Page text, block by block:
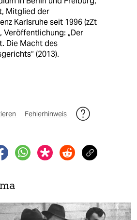
Mitglied der
Karlsruhe seit 1996 (zZt
„Der
Die Macht des
(2013).
Fehlerhinweis